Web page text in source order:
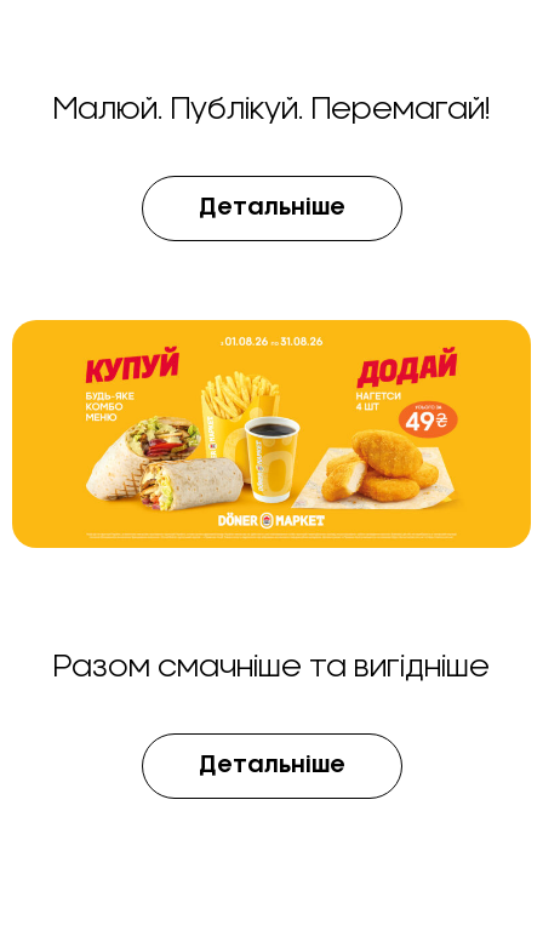
Малюй. Публікуй. Перемагай!
Детальніше
Разом смачніше та вигідніше
Детальніше